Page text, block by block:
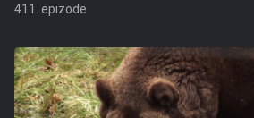
411. epizode